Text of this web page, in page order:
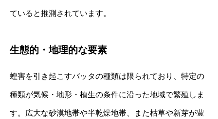
ていると推測されています。
生態的・地理的な要素
蝗害を引き起こすバッタの種類は限られており、特定の
種類が気候・地形・植生の条件に沿った地域で繁殖しま
す。広大な砂漠地帯や半乾燥地帯、また枯草や新芽が豊